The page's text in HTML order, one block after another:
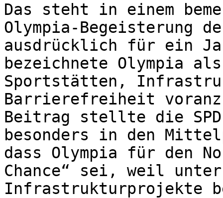
Das steht in einem
Olympia-Begeisterung
ausdrücklich für ein Ja
bezeichnete Olympia
Sportstätten,
Barrierefreiheit
Beitrag stellte die SPD
besonders in den
dass Olympia für den
Chance“ sei, weil unter
Infrastrukturprojekte